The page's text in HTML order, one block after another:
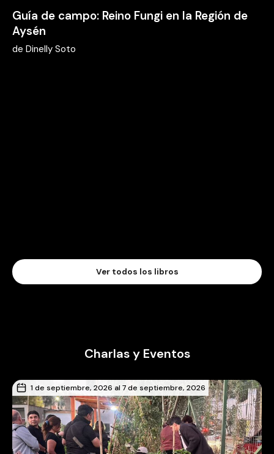
Guía de campo: Reino Fungi en la Región de
Aysén
de Dinelly Soto
Ver todos los libros
Charlas y Eventos
1 de septiembre, 2026 al 7 de septiembre, 2026